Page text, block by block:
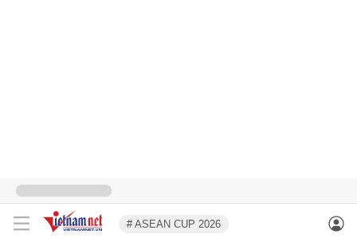
# ASEAN CUP 2026